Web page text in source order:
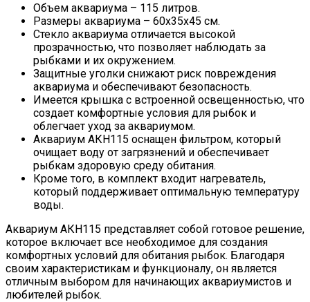
Объем аквариума – 115 литров.
Размеры аквариума – 60х35х45 см.
Стекло аквариума отличается высокой
прозрачностью, что позволяет наблюдать за
рыбками и их окружением.
Защитные уголки снижают риск повреждения
аквариума и обеспечивают безопасность.
Имеется крышка с встроенной освещенностью, что
создает комфортные условия для рыбок и
облегчает уход за аквариумом.
Аквариум АКН115 оснащен фильтром, который
очищает воду от загрязнений и обеспечивает
рыбкам здоровую среду обитания.
Кроме того, в комплект входит нагреватель,
который поддерживает оптимальную температуру
воды.
Аквариум АКН115 представляет собой готовое решение,
которое включает все необходимое для создания
комфортных условий для обитания рыбок. Благодаря
своим характеристикам и функционалу, он является
отличным выбором для начинающих аквариумистов и
любителей рыбок.